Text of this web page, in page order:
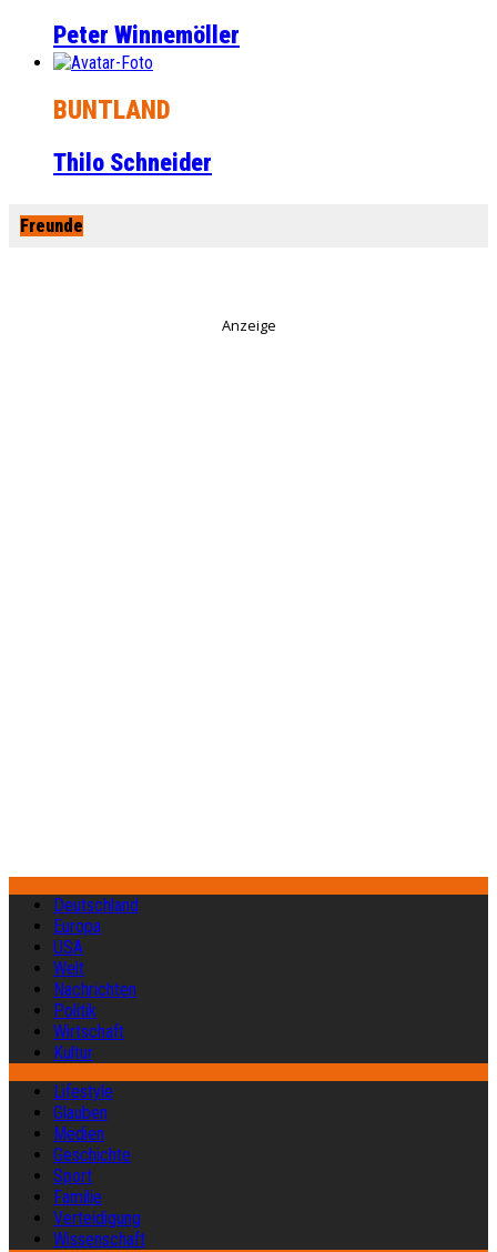
Peter Winnemöller
BUNTLAND
Thilo Schneider
Freunde
Anzeige
Deutschland
Europa
USA
Welt
Nachrichten
Politik
Wirtschaft
Kultur
Lifestyle
Glauben
Medien
Geschichte
Sport
Familie
Verteidigung
Wissenschaft